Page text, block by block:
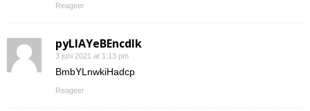
Reageer
pyLlAYeBEncdIk
3 juni 2021 at 1:13 pm
BmbYLnwkiHadcp
Reageer